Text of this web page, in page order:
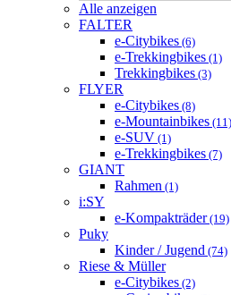
Alle anzeigen
FALTER
e-Citybikes (6)
e-Trekkingbikes (1)
Trekkingbikes (3)
FLYER
e-Citybikes (8)
e-Mountainbikes (11)
e-SUV (1)
e-Trekkingbikes (7)
GIANT
Rahmen (1)
i:SY
e-Kompakträder(19)
Puky
Kinder / Jugend (74)
Riese & Müller
e-Citybikes (2)